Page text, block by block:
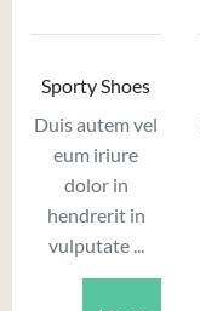
Sporty Shoes
Duis autem vel
eum iriure
dolor in
hendrerit in
vulputate ...